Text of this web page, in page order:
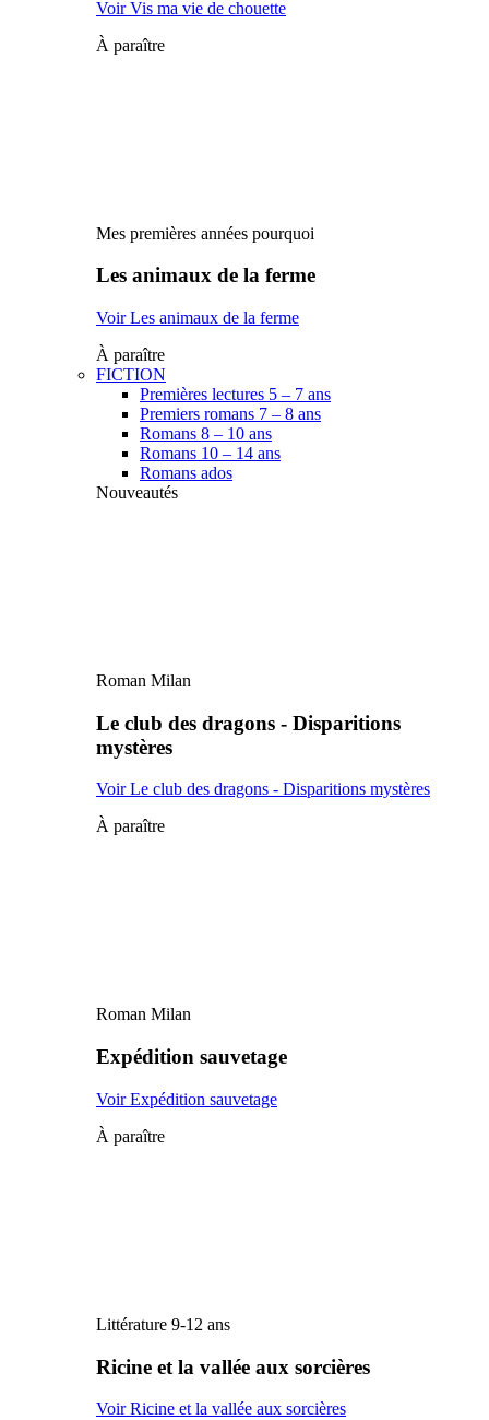
Voir Vis ma vie de chouette
À paraître
Mes premières années pourquoi
Les animaux de la ferme
Voir Les animaux de la ferme
À paraître
FICTION
Premières lectures 5 – 7 ans
Premiers romans 7 – 8 ans
Romans 8 – 10 ans
Romans 10 – 14 ans
Romans ados
Nouveautés
Roman Milan
Le club des dragons - Disparitions
mystères
Voir Le club des dragons - Disparitions mystères
À paraître
Roman Milan
Expédition sauvetage
Voir Expédition sauvetage
À paraître
Littérature 9-12 ans
Ricine et la vallée aux sorcières
Voir Ricine et la vallée aux sorcières